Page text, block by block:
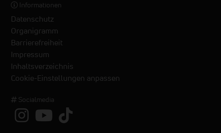
Informationen
Datenschutz
Organigramm
Barrierefreiheit
Impressum
Inhaltsverzeichnis
Cookie-Einstellungen anpassen
Socialmedia